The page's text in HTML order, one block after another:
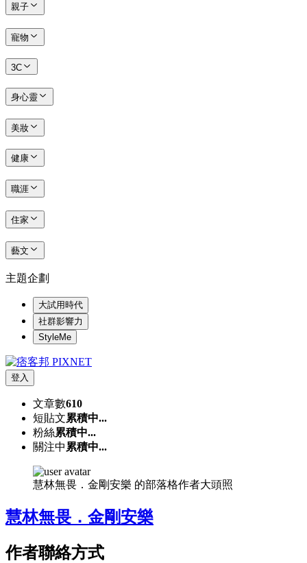
親子
寵物
3C
身心靈
美妝
健康
職涯
住家
藝文
主題企劃
大試用時代
社群影響力
StyleMe
登入
文章數610
短貼文累積中...
粉絲累積中...
關注中 累積中...
慧林無畏．金剛安樂 的部落格作者大頭照
慧林無畏．金剛安樂
作者聯絡方式